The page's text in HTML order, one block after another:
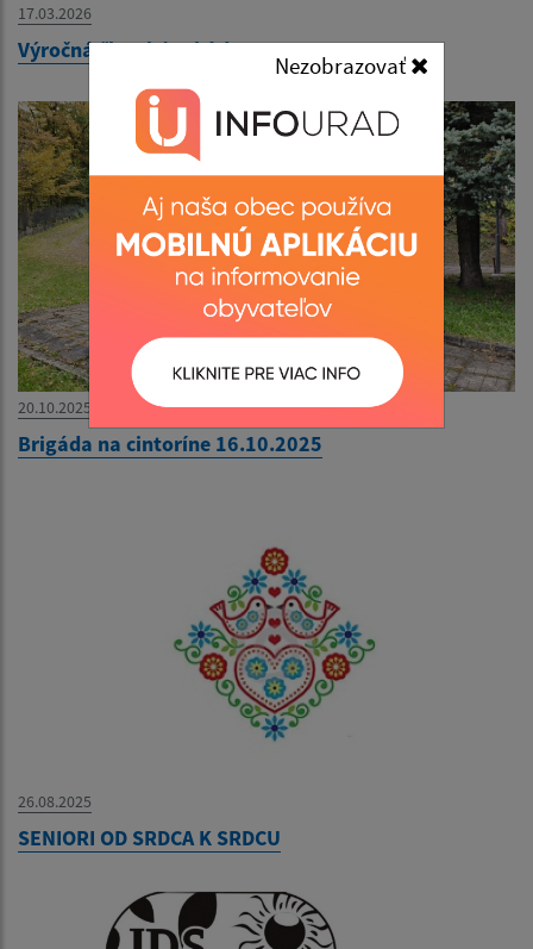
Nezobrazovať
17.03.2026
Výročná členská schôdza 11.3.2026
20.10.2025
Brigáda na cintoríne 16.10.2025
26.08.2025
SENIORI OD SRDCA K SRDCU